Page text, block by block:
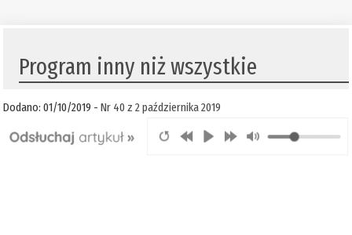
Program inny niż wszystkie
Dodano: 01/10/2019 -Nr 40 z 2 października 2019